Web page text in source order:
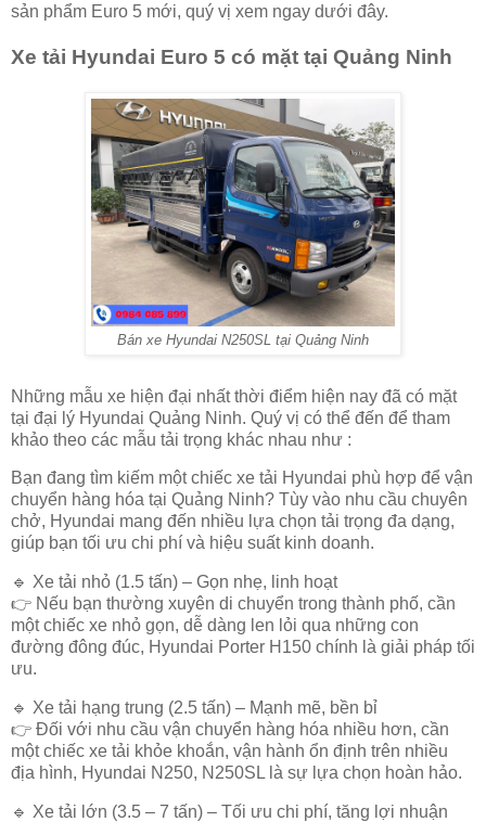
sản phẩm Euro 5 mới, quý vị xem ngay dưới đây.
Xe tải Hyundai Euro 5 có mặt tại Quảng Ninh
Bán xe Hyundai N250SL tại Quảng Ninh
Những mẫu xe hiện đại nhất thời điểm hiện nay đã có mặt
tại đại lý Hyundai Quảng Ninh. Quý vị có thể đến để tham
khảo theo các mẫu tải trọng khác nhau như :
Bạn đang tìm kiếm một chiếc xe tải Hyundai phù hợp để vận
chuyển hàng hóa tại Quảng Ninh? Tùy vào nhu cầu chuyên
chở, Hyundai mang đến nhiều lựa chọn tải trọng đa dạng,
giúp bạn tối ưu chi phí và hiệu suất kinh doanh.
🔹 Xe tải nhỏ (1.5 tấn) – Gọn nhẹ, linh hoạt
👉 Nếu bạn thường xuyên di chuyển trong thành phố, cần
một chiếc xe nhỏ gọn, dễ dàng len lỏi qua những con
đường đông đúc, Hyundai Porter H150 chính là giải pháp tối
ưu.
🔹 Xe tải hạng trung (2.5 tấn) – Mạnh mẽ, bền bỉ
👉 Đối với nhu cầu vận chuyển hàng hóa nhiều hơn, cần
một chiếc xe tải khỏe khoắn, vận hành ổn định trên nhiều
địa hình, Hyundai N250, N250SL là sự lựa chọn hoàn hảo.
🔹 Xe tải lớn (3.5 – 7 tấn) – Tối ưu chi phí, tăng lợi nhuận